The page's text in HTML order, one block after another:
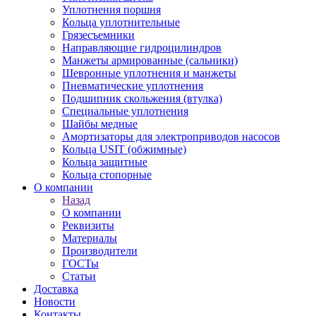
Уплотнения поршня
Кольца уплотнительные
Грязесъемники
Направляющие гидроцилиндров
Манжеты армированные (сальники)
Шевронные уплотнения и манжеты
Пневматические уплотнения
Подшипник скольжения (втулка)
Специальные уплотнения
Шайбы медные
Амортизаторы для электроприводов насосов
Кольца USIT (обжимные)
Кольца защитные
Кольца стопорные
О компании
Назад
О компании
Реквизиты
Материалы
Производители
ГОСТы
Статьи
Доставка
Новости